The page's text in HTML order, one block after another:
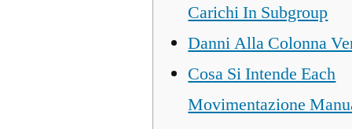
Carichi In Subgroup
Danni Alla Colonna
Cosa Si Intende Each
Movimentazione